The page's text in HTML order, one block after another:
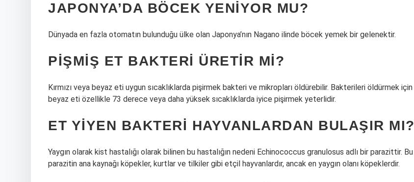
JAPONYA’DA BÖCEK YENIYOR MU?
Dünyada en fazla otomatın bulunduğu ülke olan Japonya’nın Nagano ilinde böcek yemek bir gelenektir.
PIŞMIŞ ET BAKTERI ÜRETIR MI?
Kırmızı veya beyaz eti uygun sıcaklıklarda pişirmek bakteri ve mikropları öldürebilir. Bakterileri öldürmek için
beyaz eti özellikle 73 derece veya daha yüksek sıcaklıklarda iyice pişirmek yeterlidir.
ET YIYEN BAKTERI HAYVANLARDAN BULAŞIR MI?
Yaygın olarak kist hastalığı olarak bilinen bu hastalığın nedeni Echinococcus granulosus adlı bir parazittir. Bu
parazitin ana kaynağı köpekler, kurtlar ve tilkiler gibi etçil hayvanlardır, ancak en yaygın olanı köpeklerdir.